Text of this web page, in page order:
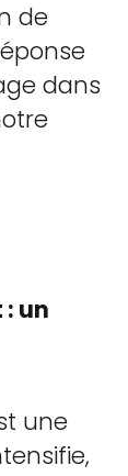
de
dans
un
une